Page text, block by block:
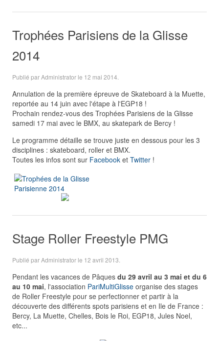
Trophées Parisiens de la Glisse
2014
Publié par Administrator le 12 mai 2014
Annulation de la première épreuve de Skateboard à la Muette,
reportée au 14 juin avec l'étape à l'EGP18 !
Prochain rendez-vous des Trophées Parisiens de la Glisse
samedi 17 mai avec le BMX, au skatepark de Bercy !
Le programme détaille se trouve juste en dessous pour les 3
disciplines : skateboard, roller et BMX.
Toutes les infos sont sur Facebook et Twitter !
Stage Roller Freestyle PMG
Publié par Administrator le 12 avril 2013
Pendant les vacances de Pâques du 29 avril au 3 mai et du 6
au 10 mai, l'association PariMultiGlisse organise des stages
de Roller Freestyle pour se perfectionner et partir à la
découverte des différents spots parisiens et en Ile de France :
Bercy, La Muette, Chelles, Bois le Roi, EGP18, Jules Noel,
etc...